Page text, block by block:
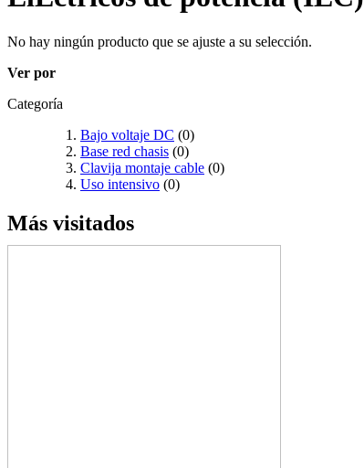
No hay ningún producto que se ajuste a su selección.
Ver por
Categoría
Bajo voltaje DC (0)
Base red chasis (0)
Clavija montaje cable (0)
Uso intensivo (0)
Más visitados